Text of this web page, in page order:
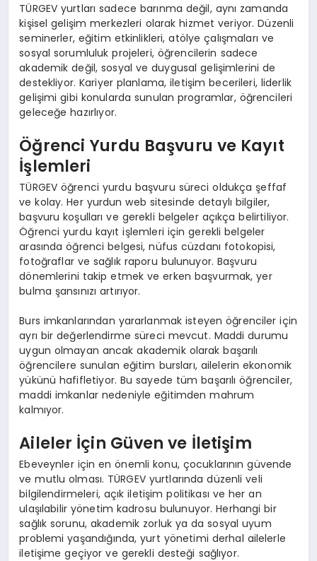
TÜRGEV yurtları sadece barınma değil, aynı zamanda
kişisel gelişim merkezleri olarak hizmet veriyor. Düzenli
seminerler, eğitim etkinlikleri, atölye çalışmaları ve
sosyal sorumluluk projeleri, öğrencilerin sadece
akademik değil, sosyal ve duygusal gelişimlerini de
destekliyor. Kariyer planlama, iletişim becerileri, liderlik
gelişimi gibi konularda sunulan programlar, öğrencileri
geleceğe hazırlıyor.
Öğrenci Yurdu Başvuru ve Kayıt
İşlemleri
TÜRGEV öğrenci yurdu başvuru süreci oldukça şeffaf
ve kolay. Her yurdun web sitesinde detaylı bilgiler,
başvuru koşulları ve gerekli belgeler açıkça belirtiliyor.
Öğrenci yurdu kayıt işlemleri için gerekli belgeler
arasında öğrenci belgesi, nüfus cüzdanı fotokopisi,
fotoğraflar ve sağlık raporu bulunuyor. Başvuru
dönemlerini takip etmek ve erken başvurmak, yer
bulma şansınızı artırıyor.
Burs imkanlarından yararlanmak isteyen öğrenciler için
ayrı bir değerlendirme süreci mevcut. Maddi durumu
uygun olmayan ancak akademik olarak başarılı
öğrencilere sunulan eğitim bursları, ailelerin ekonomik
yükünü hafifletiyor. Bu sayede tüm başarılı öğrenciler,
maddi imkanlar nedeniyle eğitimden mahrum
kalmıyor.
Aileler İçin Güven ve İletişim
Ebeveynler için en önemli konu, çocuklarının güvende
ve mutlu olması. TÜRGEV yurtlarında düzenli veli
bilgilendirmeleri, açık iletişim politikası ve her an
ulaşılabilir yönetim kadrosu bulunuyor. Herhangi bir
sağlık sorunu, akademik zorluk ya da sosyal uyum
problemi yaşandığında, yurt yönetimi derhal ailelerle
iletişime geçiyor ve gerekli desteği sağlıyor.